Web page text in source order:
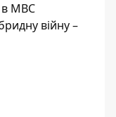
в МВС
війну –